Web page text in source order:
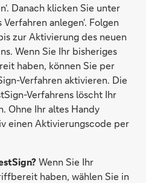
Danach klicken Sie unter
anlegen‘. Folgen
zur Aktivierung des neuen
Wenn Sie Ihr bisheriges
haben, können Sie per
Verfahren aktivieren. Die
Verfahrens löscht Ihr
Ohne Ihr altes Handy
einen Aktivierungscode per
Wenn Sie Ihr
haben, wählen Sie in